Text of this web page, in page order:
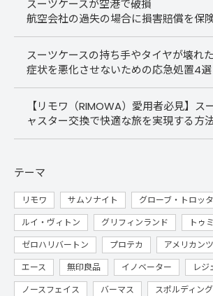
スーツケースが空港で破損
航空会社の過失の場合に損害賠償を保
スーツケースの持ち手やタイヤが壊れた
症状を悪化させないための応急処置4選
【リモワ（RIMOWA）愛用者必見】ス
ャスター交換で快適な旅を実現する方
テーマ
リモワ サムソナイト
グローブ・トロッ
ルイ・ヴィトン
グリフィンランド
トゥミ
ゼロハリバートン
プロテカ
アメリカン
エース
無印良品 イノベーター
レ
ノースフェイス
バーマス
スポルディング